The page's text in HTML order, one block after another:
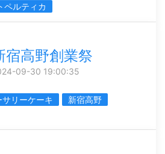
ペルティカ
宿高野創業祭
09-30 19:00:35
サリーケーキ
新宿高野